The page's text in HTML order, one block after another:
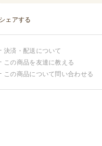
シェアする
決済・配送について
この商品を友達に教える
この商品について問い合わせる